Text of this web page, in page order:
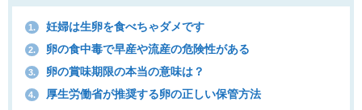
1. 妊婦は生卵を食べちゃダメです
2. 卵の食中毒で早産や流産の危険性がある
3. 卵の賞味期限の本当の意味は？
4. 厚生労働省が推奨する卵の正しい保管方法